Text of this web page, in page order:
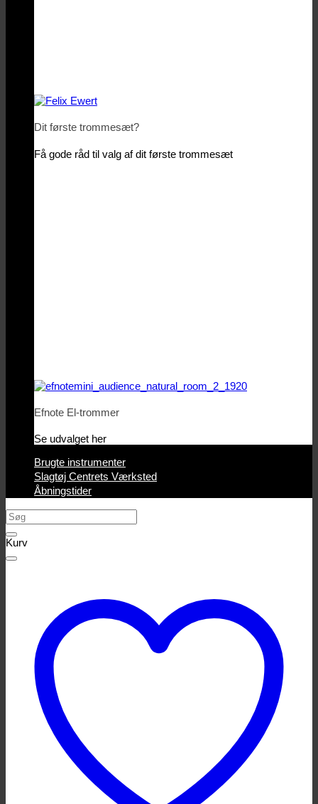
Dit første trommesæt?
Få gode råd til valg af dit første trommesæt
Efnote El-trommer
Se udvalget her
Brugte instrumenter
Slagtøj Centrets Værksted
Åbningstider
Søg
efter:
Kurv